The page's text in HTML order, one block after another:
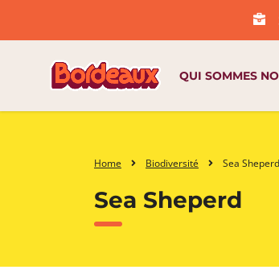
QUI SOMMES
Home Biodiversité Sea Sheperd
Sea Sheperd